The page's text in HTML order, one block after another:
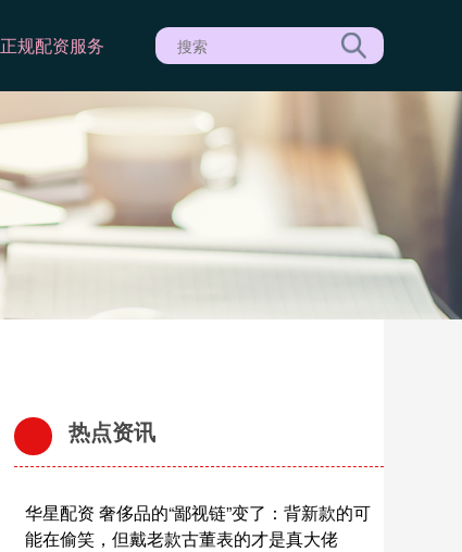
正规配资服务
热点资讯
华星配资 奢侈品的“鄙视链”变了：背新款的可
能在偷笑，但戴老款古董表的才是真大佬